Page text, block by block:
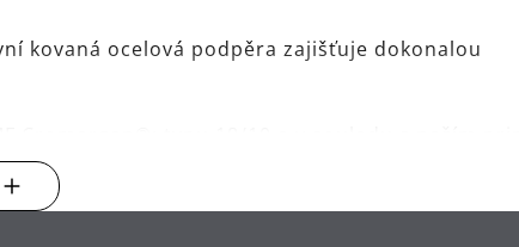
kovaná ocelová podpěra zajišťuje dokonalou
úchopem pro snadné krájení a sekání.